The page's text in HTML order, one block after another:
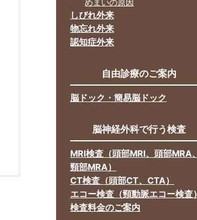
めまいの原因
しびれ外来
物忘れ外来
認知症外来
自由診療のご案内
脳ドック・簡易脳ドック
脳神経外科で行う検査
MRI検査（頭部MRI、頭部MRA、
頸部MRA）
CT検査（頭部CT、CTA）
エコー検査（頸動脈エコー検査）
検査料金のご案内